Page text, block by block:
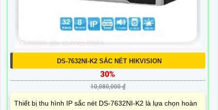
DS-7632NI-K2 SẮC NÉT HIKVISION
30%
10,080,000 ₫
Thiết bị thu hình IP sắc nét DS-7632NI-K2 là lựa chọn hoàn